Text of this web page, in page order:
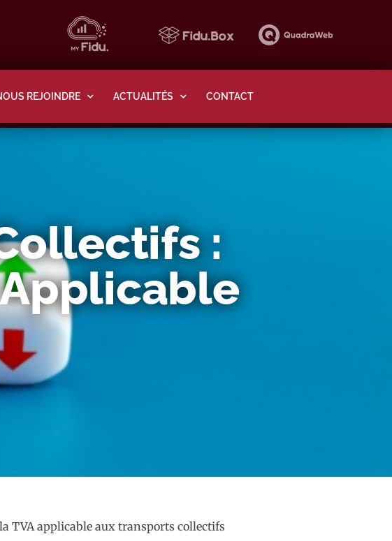
REJOINDRE ACTUALITÉS CONTACT
:
Applicable
TVA applicable aux transports collectifs